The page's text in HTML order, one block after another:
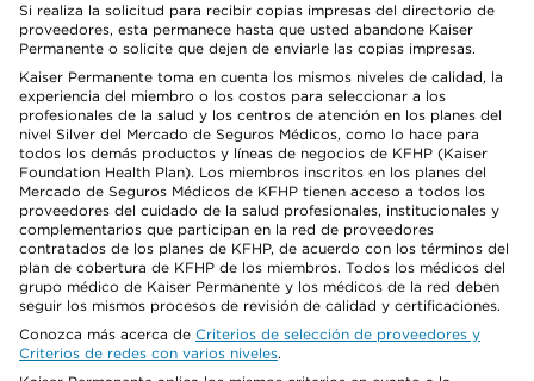
Si realiza la solicitud para recibir copias impresas del directorio de
proveedores, esta permanece hasta que usted abandone Kaiser
Permanente o solicite que dejen de enviarle las copias impresas.
Kaiser Permanente toma en cuenta los mismos niveles de calidad, la
experiencia del miembro o los costos para seleccionar a los
profesionales de la salud y los centros de atención en los planes del
nivel Silver del Mercado de Seguros Médicos, como lo hace para
todos los demás productos y líneas de negocios de KFHP (Kaiser
Foundation Health Plan). Los miembros inscritos en los planes del
Mercado de Seguros Médicos de KFHP tienen acceso a todos los
proveedores del cuidado de la salud profesionales, institucionales y
complementarios que participan en la red de proveedores
contratados de los planes de KFHP, de acuerdo con los términos del
plan de cobertura de KFHP de los miembros. Todos los médicos del
grupo médico de Kaiser Permanente y los médicos de la red deben
seguir los mismos procesos de revisión de calidad y certificaciones.
Conozca más acerca de Criterios de selección de proveedores y
Criterios de redes con varios niveles.